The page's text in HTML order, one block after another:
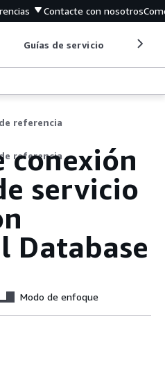
Contacte con nosotros
Guías de servicio
referencia
referencia
conexión
servicio
Database
Modo de enfoque